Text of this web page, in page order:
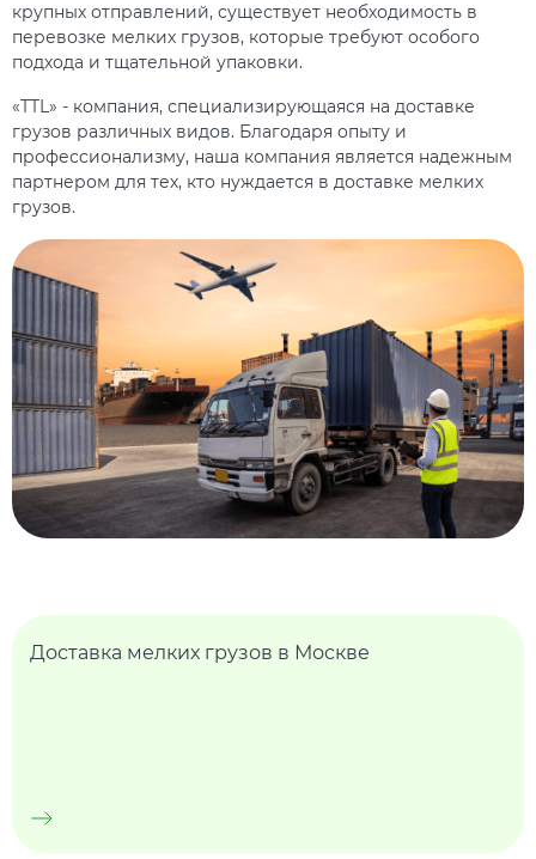
крупных отправлений, существует необходимость в
перевозке мелких грузов, которые требуют особого
подхода и тщательной упаковки.
«TTL» - компания, специализирующаяся на доставке
грузов различных видов. Благодаря опыту и
профессионализму, наша компания является надежным
партнером для тех, кто нуждается в доставке мелких
грузов.
Доставка мелких грузов в Москве